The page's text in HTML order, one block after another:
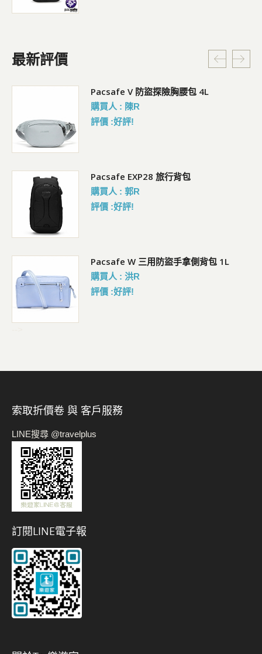
最新評價
Pacsafe V 防盜探險胸腰包 4L
購買人 : 陳R
評價 :好評!
Pacsafe EXP28 旅行背包
購買人 : 郭R
評價 :好評!
Pacsafe W 三用防盜手拿側背包 1L
購買人 : 洪R
評價 :好評!
索取折價卷 與 客戶服務
LINE搜尋 @travelplus
訂閱LINE電子報